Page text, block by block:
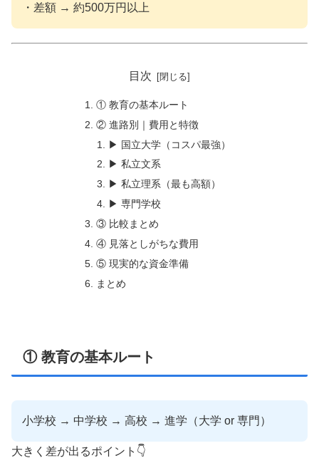
・差額 → 約500万円以上
目次
① 教育の基本ルート
② 進路別｜費用と特徴
▶ 国立大学（コスパ最強）
▶ 私立文系
▶ 私立理系（最も高額）
▶ 専門学校
③ 比較まとめ
④ 見落としがちな費用
⑤ 現実的な資金準備
まとめ
① 教育の基本ルート
小学校 → 中学校 → 高校 → 進学（大学 or 専門）
大きく差が出るポイント👇